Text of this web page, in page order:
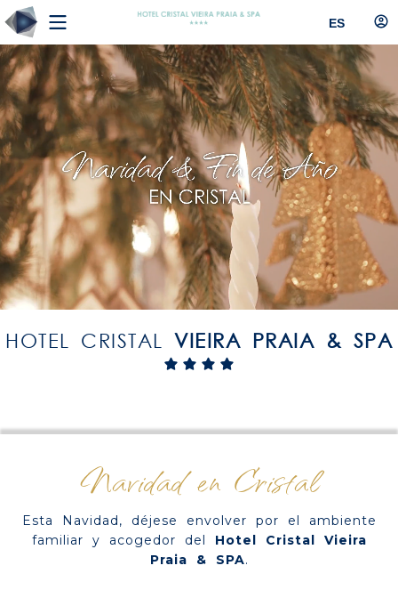
ES
HOTEL CRISTAL VIEIRA PRAIA & SPA
Navidad en Cristal
Esta Navidad, déjese envolver por el ambiente
familiar y acogedor del Hotel Cristal Vieira
Praia & SPA.